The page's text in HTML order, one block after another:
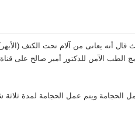
أنه يعانى من آلام تحت الكتف
الطب الآمن للدكتور أمير صالح على
الحجامة ويتم عمل الحجامة لمدة